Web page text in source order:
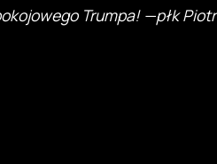
Trumpa! —płk Piotr